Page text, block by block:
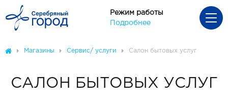
Режим работы
Подробнее
Магазины Сервис/ услуги Салон бытовых услуг
САЛОН БЫТОВЫХ УСЛУГ